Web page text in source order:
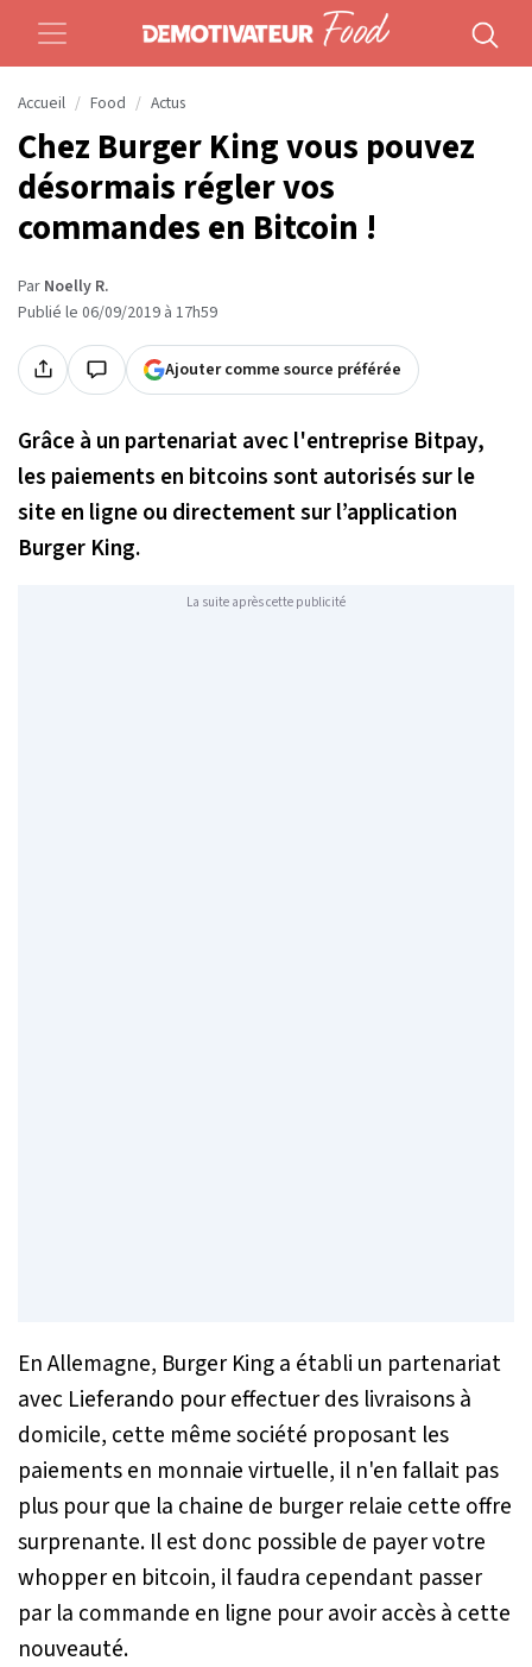
Accueil Food Actus
Chez Burger King vous pouvez
désormais régler vos
commandes en Bitcoin !
Par Noelly R.
Publié le 06/09/2019 à 17h59
Ajouter comme source préférée
Grâce à un partenariat avec l'entreprise Bitpay,
les paiements en bitcoins sont autorisés sur le
site en ligne ou directement sur l’application
Burger King.
La suite après cette publicité
En Allemagne, Burger King a établi un partenariat
avec Lieferando pour effectuer des livraisons à
domicile, cette même société proposant les
paiements en monnaie virtuelle, il n'en fallait pas
plus pour que la chaine de burger relaie cette offre
surprenante. Il est donc possible de payer votre
whopper en bitcoin, il faudra cependant passer
par la commande en ligne pour avoir accès à cette
nouveauté.